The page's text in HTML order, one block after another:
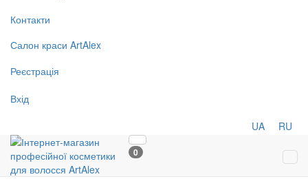
Контакти
Салон краси ArtAlex
Реєстрація
Вхід
UA RU
0